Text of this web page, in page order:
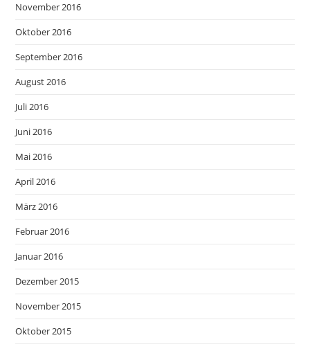
November 2016
Oktober 2016
September 2016
August 2016
Juli 2016
Juni 2016
Mai 2016
April 2016
März 2016
Februar 2016
Januar 2016
Dezember 2015
November 2015
Oktober 2015